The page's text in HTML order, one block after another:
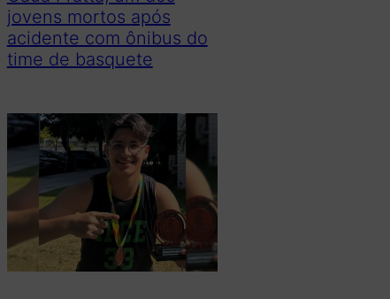
jovens mortos após
acidente com ônibus do
time de basquete